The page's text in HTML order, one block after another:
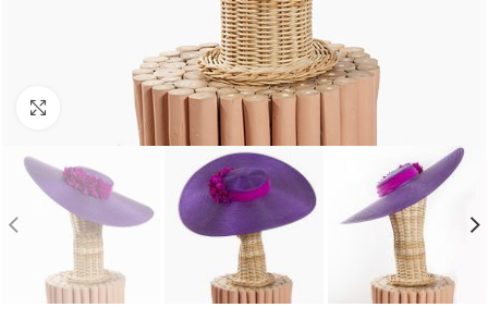
Click para agrandar